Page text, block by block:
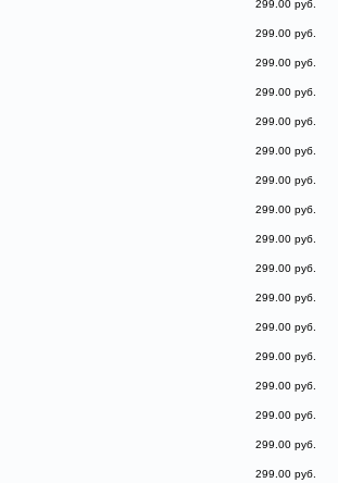
299.00 руб.
299.00 руб.
299.00 руб.
299.00 руб.
299.00 руб.
299.00 руб.
299.00 руб.
299.00 руб.
299.00 руб.
299.00 руб.
299.00 руб.
299.00 руб.
299.00 руб.
299.00 руб.
299.00 руб.
299.00 руб.
299.00 руб.